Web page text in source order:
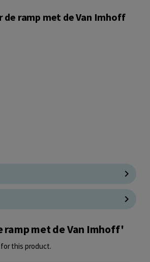
de ramp met de Van Imhoff
ramp met de Van Imhoff'
this product.